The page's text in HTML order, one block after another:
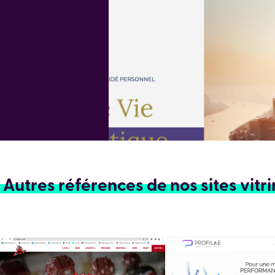
Autres références de nos sites